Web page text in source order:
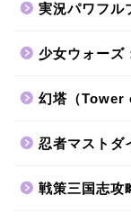
実況パワフル
少女ウォーズ
幻塔（Tower
忍者マストダ
戦策三国志攻